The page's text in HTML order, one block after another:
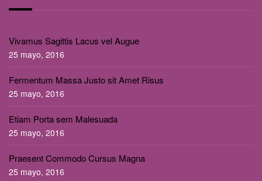
Vivamus Sagittis Lacus vel Augue
25 mayo, 2016
Fermentum Massa Justo sit Amet Risus
25 mayo, 2016
Etiam Porta sem Malesuada
25 mayo, 2016
Praesent Commodo Cursus Magna
25 mayo, 2016